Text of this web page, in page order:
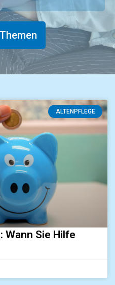
ALTENPFLEGE
Wann Sie Hilfe